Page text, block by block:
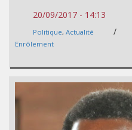
20/09/2017 - 14:13
Politique, Actualité /
Enrôlement